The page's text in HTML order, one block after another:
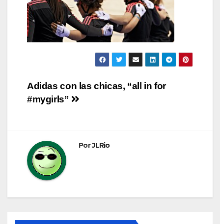
Navegación
de
Adidas con las chicas, “all in for
#mygirls”
PorJLRio